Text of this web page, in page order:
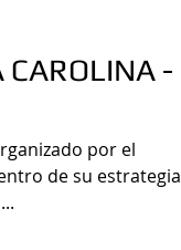
CAROLINA -
por el
de su estrategia